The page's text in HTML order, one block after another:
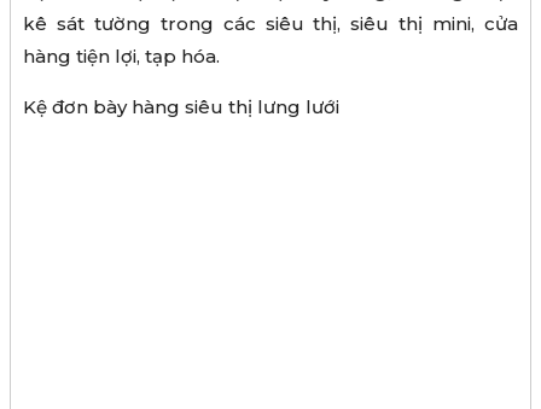
kê sát tường trong các siêu thị, siêu thị mini, cửa
hàng tiện lợi, tạp hóa.
Kệ đơn bày hàng siêu thị lưng lưới